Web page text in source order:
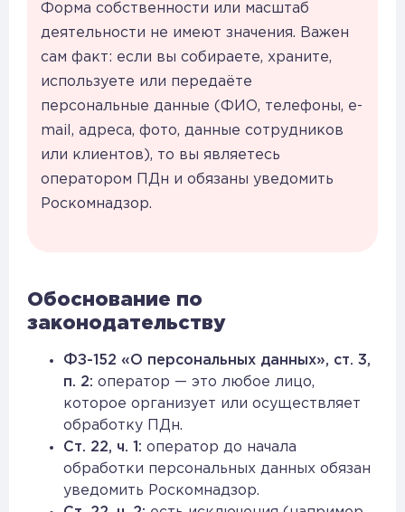
Форма собственности или масштаб
деятельности не имеют значения. Важен
сам факт: если вы собираете, храните,
используете или передаёте
персональные данные (ФИО, телефоны, e-
mail, адреса, фото, данные сотрудников
или клиентов), то вы являетесь
оператором ПДн и обязаны уведомить
Роскомнадзор.
Обоснование по
законодательству
ФЗ-152 «О персональных данных», ст. 3,
п. 2: оператор — это любое лицо,
которое организует или осуществляет
обработку ПДн.
Ст. 22, ч. 1: оператор до начала
обработки персональных данных обязан
уведомить Роскомнадзор.